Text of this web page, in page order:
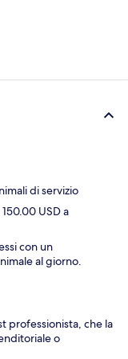
di servizio
USD a
con un
al giorno.
professionista, che la
o